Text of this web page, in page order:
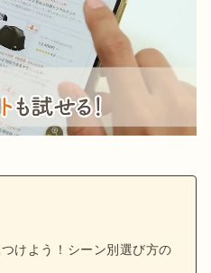
けよう！シーン別選び方の